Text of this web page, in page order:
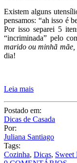
Existem alguns
pensamos: “ah isso é
Por isso separei 5
“incriminada” pelo
marido ou minhã mãe,
dia!
Leia mais
Postado em:
Dicas de Casada
Por:
Juliana Santiago
Tags:
Cozinha, Dicas, Sweet